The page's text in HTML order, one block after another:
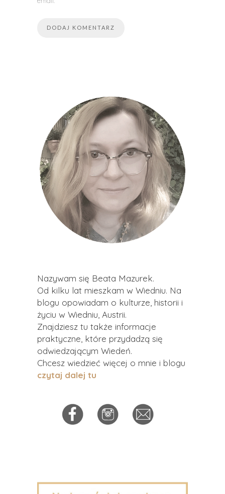
Nazywam się Beata Mazurek.
Od kilku lat mieszkam w Wiedniu. Na
blogu opowiadam o kulturze, historii i
życiu w Wiedniu, Austrii.
Znajdziesz tu także informacje
praktyczne, które przydadzą się
odwiedzającym Wiedeń.
Chcesz wiedzieć więcej o mnie i blogu
czytaj dalej tu